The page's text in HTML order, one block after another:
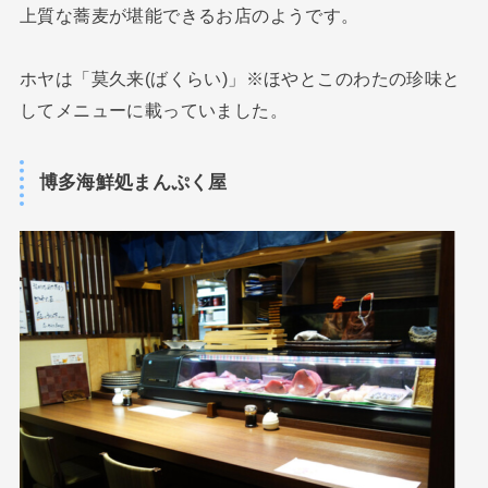
上質な蕎麦が堪能できるお店のようです。
ホヤは「莫久来(ばくらい)」※ほやとこのわたの珍味と
してメニューに載っていました。
博多海鮮処まんぷく屋